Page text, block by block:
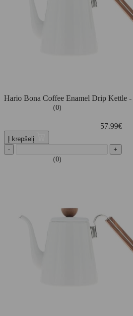
Hario Bona Coffee Enamel Drip Kettle -
(0)
57.99€
Į krepšelį
-
+
(0)